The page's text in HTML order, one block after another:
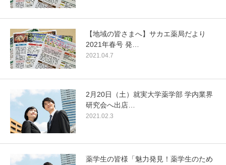
【地域の皆さまへ】サカエ薬局だより
2021年春号 発…
2021.04.7
2月20日（土）就実大学薬学部 学内業界
研究会へ出店…
2021.02.3
薬学生の皆様「魅力発見！薬学生のため